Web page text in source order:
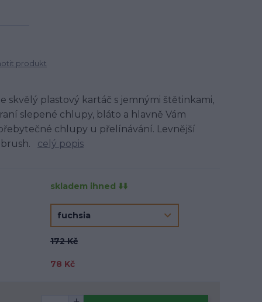
produkt
skvělý plastový kartáč s jemnými štětinkami,
slepené chlupy, bláto a hlavně Vám
chlupy u přelínávání. Levnější
celý popis
skladem ihned ⬇️⬇️
172 Kč
78 Kč